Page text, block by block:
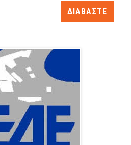
ΔΙΑΒΑΣΤΕ